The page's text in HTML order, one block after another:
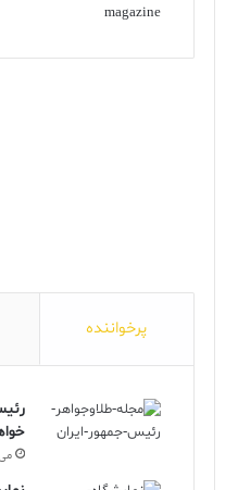
پرخواننده
می 25,